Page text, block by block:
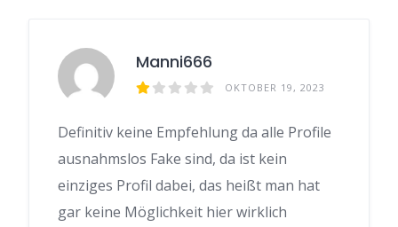
Manni666
OKTOBER 19, 2023
Definitiv keine Empfehlung da alle Profile
ausnahmslos Fake sind, da ist kein
einziges Profil dabei, das heißt man hat
gar keine Möglichkeit hier wirklich